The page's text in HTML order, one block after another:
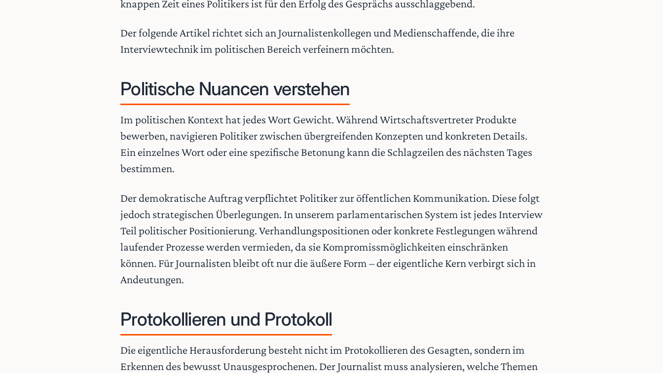
knappen Zeit eines Politikers ist für den Erfolg des Gesprächs ausschlaggebend.
Der folgende Artikel richtet sich an Journalistenkollegen und Medienschaffende, die ihre
Interviewtechnik im politischen Bereich verfeinern möchten.
Politische Nuancen verstehen
Im politischen Kontext hat jedes Wort Gewicht. Während Wirtschaftsvertreter Produkte
bewerben, navigieren Politiker zwischen übergreifenden Konzepten und konkreten Details.
Ein einzelnes Wort oder eine spezifische Betonung kann die Schlagzeilen des nächsten Tages
bestimmen.
Der demokratische Auftrag verpflichtet Politiker zur öffentlichen Kommunikation. Diese folgt
jedoch strategischen Überlegungen. In unserem parlamentarischen System ist jedes Interview
Teil politischer Positionierung. Verhandlungspositionen oder konkrete Festlegungen während
laufender Prozesse werden vermieden, da sie Kompromissmöglichkeiten einschränken
können. Für Journalisten bleibt oft nur die äußere Form – der eigentliche Kern verbirgt sich in
Andeutungen.
Protokollieren und Protokoll
Die eigentliche Herausforderung besteht nicht im Protokollieren des Gesagten, sondern im
Erkennen des bewusst Unausgesprochenen. Der Journalist muss analysieren, welche Themen